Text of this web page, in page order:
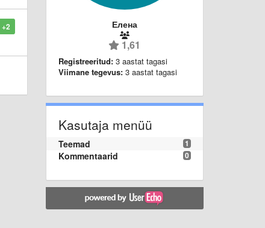
+2 Елена
1,61
Registreeritud: 3 aastat tagasi
Viimane tegevus: 3 aastat tagasi
Kasutaja menüü
1
Teemad
0
Kommentaarid